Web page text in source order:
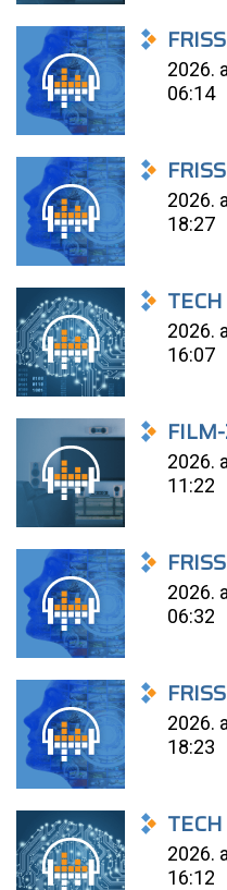
2026.
06:14
2026.
18:27
2026.
16:07
2026.
11:22
2026.
06:32
2026.
18:23
2026.
16:12